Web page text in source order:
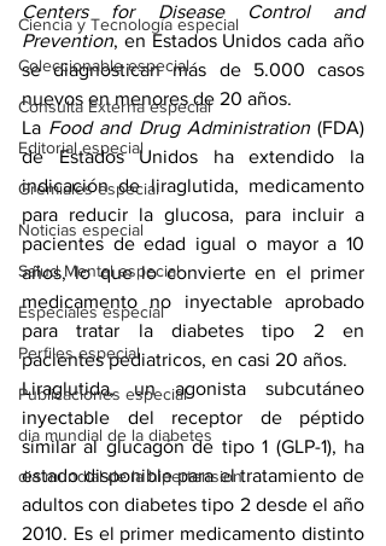
Ciencia y Tecnología especial
Coleccionable especial
Consulta Externa especial
Editorial especial
Gremiales especial
Noticias especial
Salud Mental especial
Especiales especial
Perfiles especial
Publicaciones especial
dia mundial de la diabetes
dia mundial de la hipertension
Centers for Disease Control and
Prevention, en Estados Unidos cada año
se diagnostican más de 5.000 casos
nuevos en menores de 20 años.
La Food and Drug Administration (FDA)
de Estados Unidos ha extendido la
indicación de liraglutida, medicamento
para reducir la glucosa, para incluir a
pacientes de edad igual o mayor a 10
años, lo que lo convierte en el primer
medicamento no inyectable aprobado
para tratar la diabetes tipo 2 en
pacientes pediatricos, en casi 20 años.
Liraglutida, un agonista subcutáneo
inyectable del receptor de péptido
similar al glucagón de tipo 1 (GLP-1), ha
estado disponible para el tratamiento de
adultos con diabetes tipo 2 desde el año
2010. Es el primer medicamento distinto